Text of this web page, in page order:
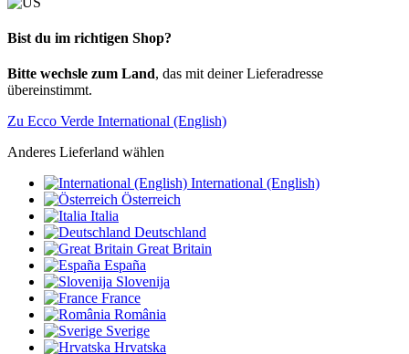
Bist du im richtigen Shop?
Bitte wechsle zum Land, das mit deiner Lieferadresse
übereinstimmt.
Zu Ecco Verde International (English)
Anderes Lieferland wählen
International (English)
Österreich
Italia
Deutschland
Great Britain
España
Slovenija
France
România
Sverige
Hrvatska